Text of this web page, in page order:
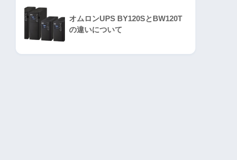
オムロンUPS BY120SとBW120T
の違いについて